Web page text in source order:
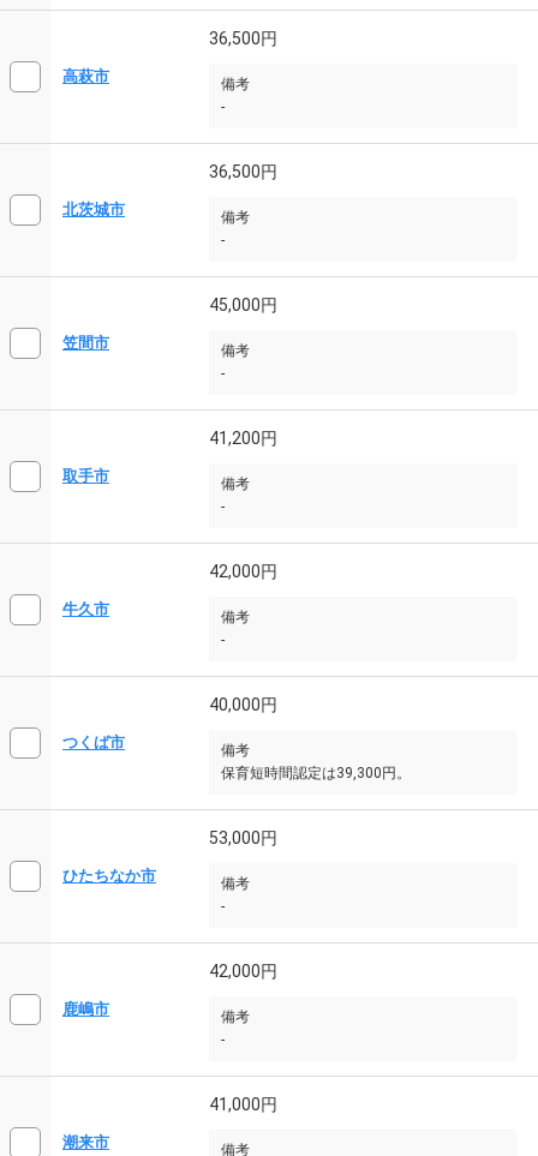
高萩市
36,500円
備考
-
北茨城市
36,500円
備考
-
笠間市
45,000円
備考
-
取手市
41,200円
備考
-
牛久市
42,000円
備考
-
つくば市
40,000円
備考
保育短時間認定は39,300円。
ひたちなか市
53,000円
備考
-
鹿嶋市
42,000円
備考
-
潮来市
41,000円
備考